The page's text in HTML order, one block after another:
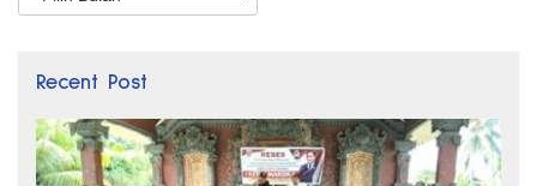
Recent Post